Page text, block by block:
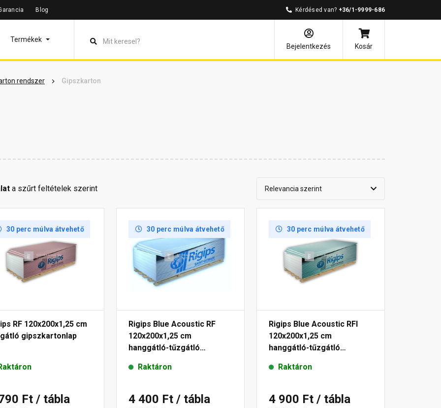
Blog Kérdésed van? +36/1-9999-686
Termékek
Bejelentkezés
Kosár
rendszer Gipszkarton
a szűrt feltételek szerint Relevancia szerint
30 perc múlva átvehető
RF 120x200x1,25 cm
gipszkartonlap
Ft / tábla
30 perc múlva átvehető
Rigips Blue Acoustic RF
120x200x1,25 cm
hanggátló-tűzgátló
Raktáron
4 400 Ft / tábla
30 perc múlva átvehető
Rigips Blue Acoustic RFI
120x200x1,25 cm
hanggátló-tűzgátló
Raktáron
4 900 Ft / tábla